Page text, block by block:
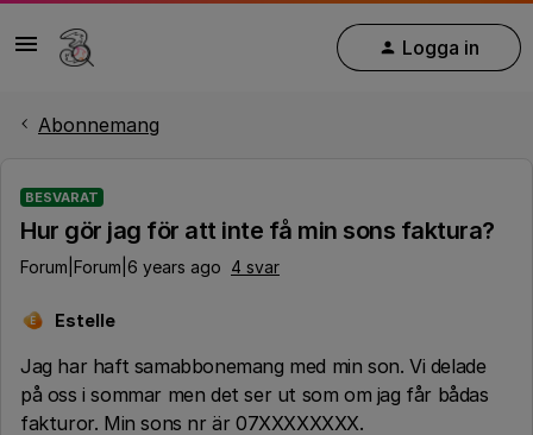
Logga in
Abonnemang
BESVARAT
Hur gör jag för att inte få min sons faktura?
Forum|Forum|6 years ago 4 svar
E Estelle
Jag har haft samabbonemang med min son. Vi delade
på oss i sommar men det ser ut som om jag får bådas
fakturor. Min sons nr är 07XXXXXXXX.